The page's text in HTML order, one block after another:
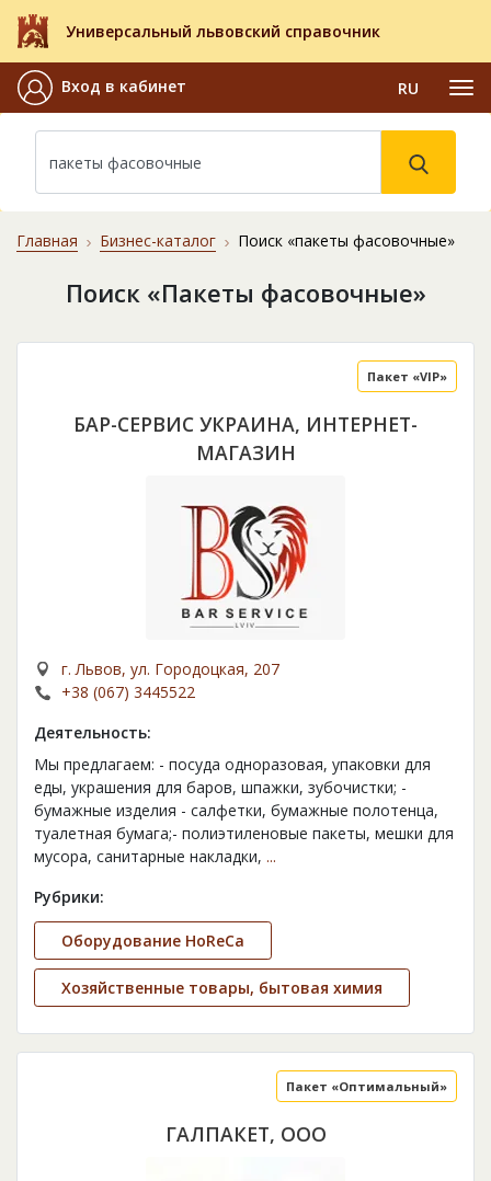
Универсальный львовский справочник
Вход в кабинет RU
Главная Бизнес-каталог Поиск «пакеты фасовочные»
Поиск «Пакеты фасовочные»
БАР-СЕРВИС УКРАИНА, ИНТЕРНЕТ-
МАГАЗИН
Пакет «VIP»
г. Львов, ул. Городоцкая, 207
+38 (067) 3445522
Деятельность:
Мы предлагаем: - посуда одноразовая, упаковки для
еды, украшения для баров, шпажки, зубочистки; -
бумажные изделия - салфетки, бумажные полотенца,
туалетная бумага;- полиэтиленовые пакеты, мешки для
мусора, санитарные накладки, ...
Рубрики:
Оборудование HoReCa
Хозяйственные товары, бытовая химия
ГАЛПАКЕТ, ООО
Пакет «Оптимальный»